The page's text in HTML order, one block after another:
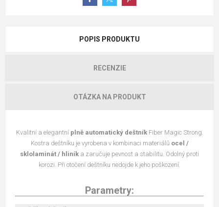
POPIS PRODUKTU
RECENZIE
OTÁZKA NA PRODUKT
Kvalitní a elegantní plně automatický deštníkFiber Magic Strong.
Kostra deštníku je vyrobena v kombinaci materiálů ocel /
sklolaminát / hliník a zaručuje pevnost a stabilitu. Odolný proti
korozi. Při otočení deštníku nedojde k jeho poškození.
Parametry: